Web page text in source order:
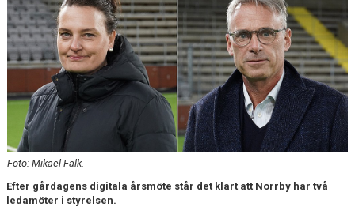
KALENDER
VÅRA LAG
MATCHER
NÄRA NORRBY
VÄRDEGRUND
Foto: Mikael Falk.
Efter gårdagens digitala årsmöte står det klart att Norrby har två
ledamöter i styrelsen.